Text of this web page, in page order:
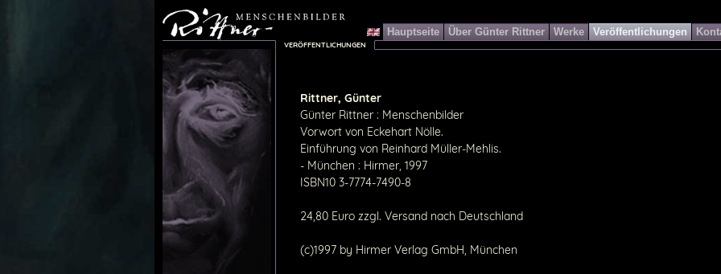
Hauptseite Über Günter Rittner Werke Veröffentlichungen
VERÖFFENTLICHUNGEN
Rittner, Günter
Günter Rittner : Menschenbilder
Vorwort von Eckehart Nölle.
Einführung von Reinhard Müller-Mehlis.
- München : Hirmer, 1997
ISBN10 3-7774-7490-8
24,80 Euro zzgl. Versand nach Deutschland
(c)1997 by Hirmer Verlag GmbH, München